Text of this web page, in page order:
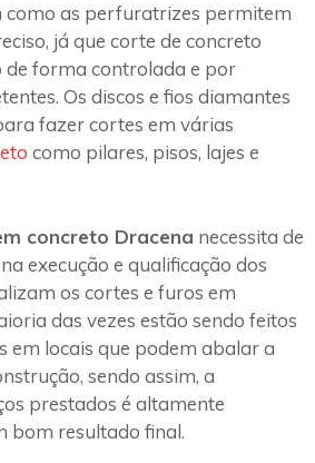
como as perfuratrizes permitem
já que corte de concreto
de forma controlada e por
Os discos e fios diamantes
fazer cortes em várias
como pilares, pisos, lajes e
concreto Dracena necessita de
execução e qualificação dos
os cortes e furos em
das vezes estão sendo feitos
em locais que podem abalar a
sendo assim, a
prestados é altamente
bom resultado final.